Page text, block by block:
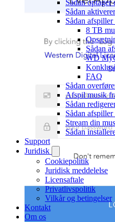
Sådan
Sådan
Sådan
8 TB
Sådan
WD
FAQ
Sådan
Afspil musik
Sådan
Sådan
Stream din
Sådan
Support
Juridisk
Cookiepolitik
Juridisk meddelelse
Licensaftale
Privatlivspolitik
Vilkår og betingelser
Kontakt
Om os